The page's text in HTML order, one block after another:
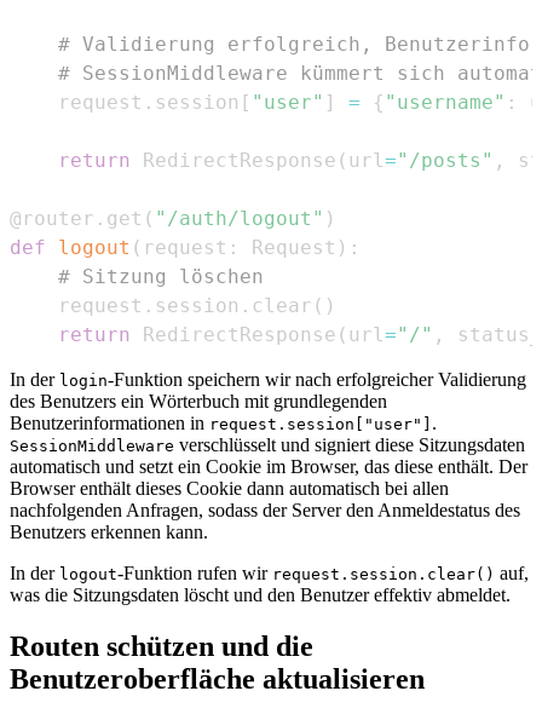
# Validierung erfolgreich,
# SessionMiddleware kümmert sich
    request
. session [ "user" ] = { "username" :
return RedirectResponse ( url="/posts" ,
@router . get ( "/auth/logout" )
def
logout ( request : Request ) :
# Sitzung löschen
    request
. session . clear ( )
return
RedirectResponse ( url="/" ,
In der login-Funktion speichern wir nach erfolgreicher Validierung
des Benutzers ein Wörterbuch mit grundlegenden
Benutzerinformationen in request.session["user"] .
SessionMiddleware verschlüsselt und signiert diese Sitzungsdaten
automatisch und setzt ein Cookie im Browser, das diese enthält. Der
Browser enthält dieses Cookie dann automatisch bei allen
nachfolgenden Anfragen, sodass der Server den Anmeldestatus des
Benutzers erkennen kann.
In der logout-Funktion rufen wir request.session.clear() auf,
was die Sitzungsdaten löscht und den Benutzer effektiv abmeldet.
Routen schützen und die
Benutzeroberfläche aktualisieren